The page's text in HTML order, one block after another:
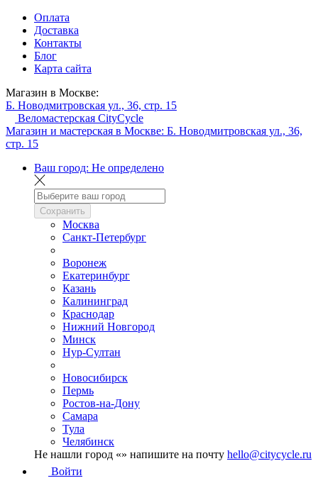
Оплата
Доставка
Контакты
Блог
Карта сайта
Магазин в Москве:
Б. Новодмитровская ул., 36, стр. 15
Веломастерская CityCycle
Магазин и мастерская в Москве: Б. Новодмитровская ул., 36,
стр. 15
Ваш город: Не определено
Сохранить
Москва
Санкт-Петербург
Воронеж
Екатеринбург
Казань
Калининград
Краснодар
Нижний Новгород
Минск
Нур-Султан
Новосибирск
Пермь
Ростов-на-Дону
Самара
Тула
Челябинск
Не нашли город «» напишите на почту hello@citycycle.ru
Войти